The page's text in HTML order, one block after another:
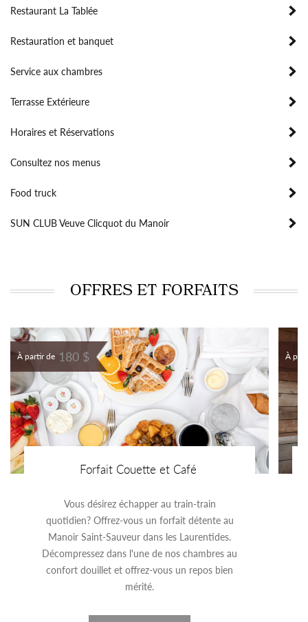
Restaurant La Tablée
Restauration et banquet
Service aux chambres
Terrasse Extérieure
Horaires et Réservations
Consultez nos menus
Food truck
SUN CLUB Veuve Clicquot du Manoir
OFFRES ET FORFAITS
À partir de 180 $
Forfait Couette et Café
Vous désirez échapper au train-train
quotidien? Offrez-vous un forfait détente au
Manoir Saint-Sauveur dans les Laurentides.
Décompressez dans l'une de nos chambres au
confort douillet et offrez-vous un repos bien
mérité.
À